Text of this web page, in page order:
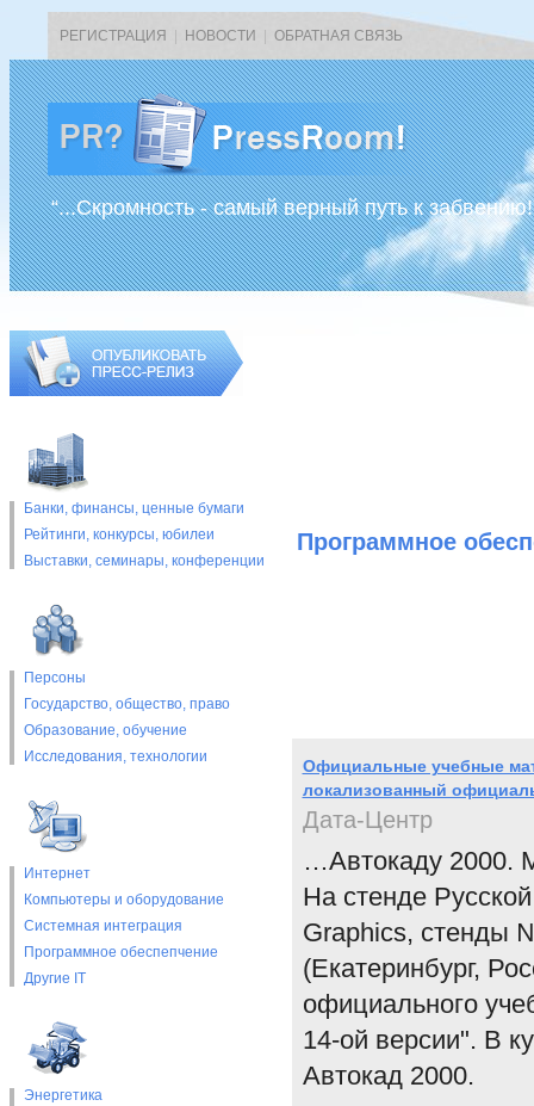
РЕГИСТРАЦИЯ НОВОСТИ ОБРАТНАЯ СВЯЗЬ
“...Скромность - самый верный путь к
Банки, финансы, ценные бумаги
Рейтинги, конкурсы, юбилеи
Выставки, cеминары, конференции
Персоны
Государство, общество, право
Образование, обучение
Исследования, технологии
Интернет
Компьютеры и оборудование
Системная интеграция
Программное обеспепчение
Другие IT
Энергетика
Программное
Официальные учебные
локализованный
Дата-Центр
…Автокаду 2000.
На стенде
Graphics, стенды
(Екатеринбург,
официального
14-ой версии". В
Автокад 2000.